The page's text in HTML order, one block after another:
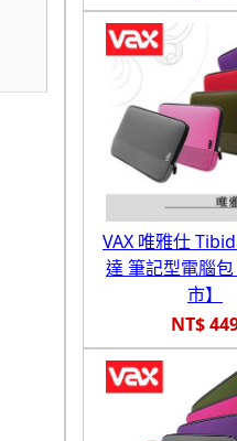
VAX 唯雅仕
達 筆記型電腦
市】
NT$